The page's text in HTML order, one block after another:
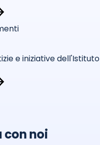
e iniziative dell'Istituto
con noi